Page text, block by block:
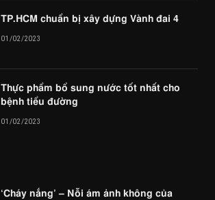
TP.HCM chuẩn bị xây dựng Vành đai 4
01/02/2023
Thực phẩm bổ sung nước tốt nhất cho
bệnh tiểu đường
01/02/2023
‘Cháy nắng’ – Nỗi ám ảnh không của